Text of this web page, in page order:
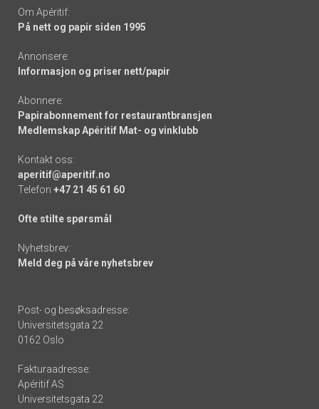
Om Apéritif:
På nett og papir siden 1995
Annonsere:
Informasjon og priser nett/papir
Abonnere:
Papirabonnement for restaurantbransjen
Medlemskap Apéritif Mat- og vinklubb
Kontakt oss:
aperitif@aperitif.no
Telefon +47 21 45 61 60
Ofte stilte spørsmål
Nyhetsbrev:
Meld deg på våre nyhetsbrev
Post- og besøksadresse:
Universitetsgata 22
0162 Oslo
Fakturaadresse:
Apéritif AS
Universitetsgata 22